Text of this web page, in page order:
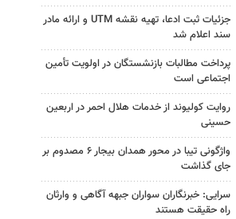
جزئیات ثبت ادعا، تهیه نقشه UTM و ارائه مادر
سند اعلام شد
پرداخت مطالبات بازنشستگان در اولویت تأمین
اجتماعی است
روایت کولیوند از خدمات هلال احمر در اربعین
حسینی
واژگونی تیبا در محور همدان بیجار ۶ مصدوم بر
جای گذاشت
سرایی: خبرنگاران سواران جبهه آگاهی و وارثان
راه حقیقت هستند